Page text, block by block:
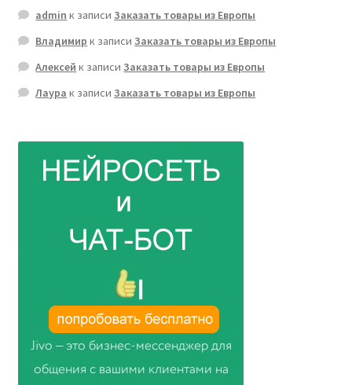
admin к записиЗаказать товары из Европы
Владимир к записиЗаказать товары из Европы
Алексей к записиЗаказать товары из Европы
Лаура к записиЗаказать товары из Европы